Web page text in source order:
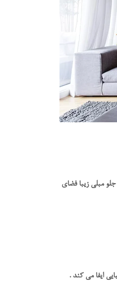
مبلی زیبا فضای
ایفا می کند .